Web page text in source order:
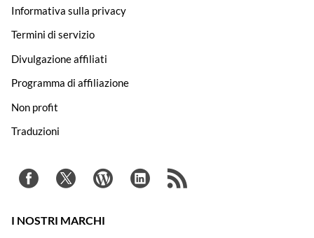
Informativa sulla privacy
Termini di servizio
Divulgazione affiliati
Programma di affiliazione
Non profit
Traduzioni
I NOSTRI MARCHI